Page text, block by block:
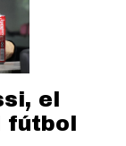
el
fútbol